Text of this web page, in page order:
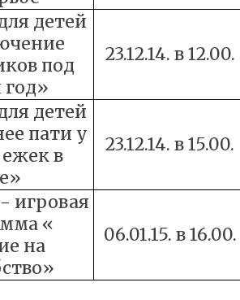
детей
под
23.12.14. в 12.00.
детей
пати у
в
23.12.14. в 15.00.
игровая
«
на
06.01.15. в 16.00.